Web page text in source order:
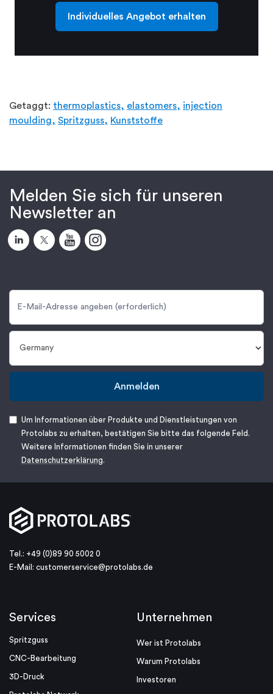
Individuelles Angebot erhalten
Getaggt: thermoplastics, elastomers, injection
moulding, Spritzguss, Kunststoffe
Melden Sie sich für unseren
Newsletter an
Anmelden
Um Informationen über Produkte und Dienstleistungen von
Protolabs zu erhalten, bestätigen Sie bitte das folgende Feld.
Weitere Informationen finden Sie in unserer
Datenschutzerklärung.
Tel.: +49 (0)89 90 5002 0
E-Mail: customerservice@protolabs.de
Services
Spritzguss
CNC-Bearbeitung
3D-Druck
Unternehmen
Wer ist Protolabs
Warum Protolabs
Investoren